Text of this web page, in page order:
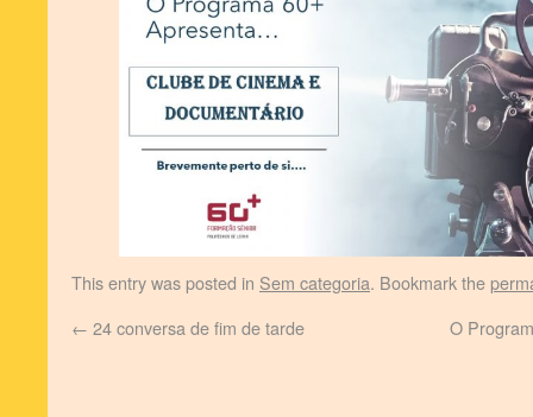
This entry was posted in Sem categoria. Bookmark the
← 24 conversa de fim de tarde O